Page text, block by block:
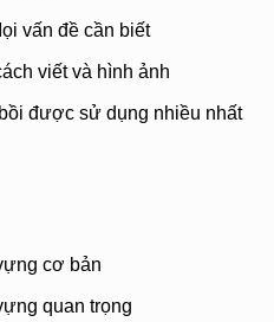
vấn đề cần biết
viết và hình ảnh
được sử dụng nhiều nhất
cơ bản
quan trọng